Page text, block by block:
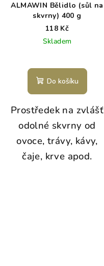
ALMAWIN Bělidlo (sůl na
skvrny) 400 g
118 Kč
Skladem
Do košíku
Prostředek na zvlášť
odolné skvrny od
ovoce, trávy, kávy,
čaje, krve apod.